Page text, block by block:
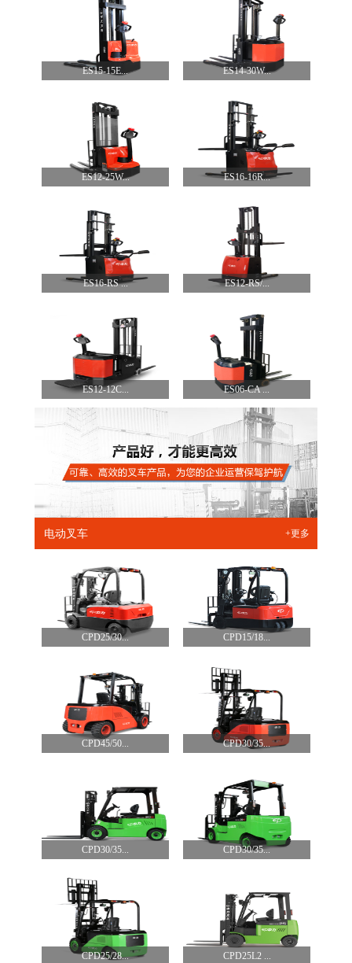
ES15-15E... ES14-30W...
ES12-25W... ES16-16R...
ES16-RS ... ES12-RS/...
ES12-12C... ES06-CA ...
电动叉车 +更多
CPD25/30... CPD15/18...
CPD45/50... CPD30/35...
CPD30/35... CPD30/35...
CPD25/28... CPD25L2 ...